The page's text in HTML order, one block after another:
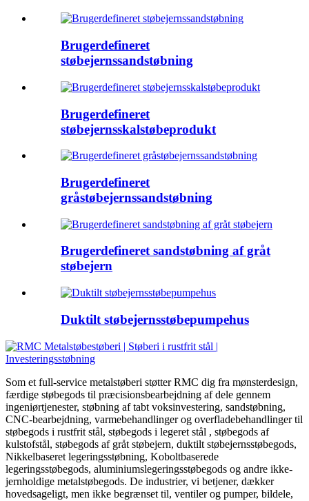
Brugerdefineret
støbejernssandstøbning
Brugerdefineret
støbejernsskalstøbeprodukt
Brugerdefineret
gråstøbejernssandstøbning
Brugerdefineret sandstøbning af gråt
støbejern
Duktilt støbejernsstøbepumpehus
Som et full-service metalstøberi støtter RMC dig fra mønsterdesign,
færdige støbegods til præcisionsbearbejdning af dele gennem
ingeniørtjenester, støbning af tabt voksinvestering, sandstøbning,
CNC-bearbejdning, varmebehandlinger og overfladebehandlinger til
støbegods i rustfrit stål, støbegods i legeret stål , støbegods af
kulstofstål, støbegods af gråt støbejern, duktilt støbejernsstøbegods,
Nikkelbaseret legeringsstøbning, Koboltbaserede
legeringsstøbegods, aluminiumslegeringsstøbegods og andre ikke-
jernholdige metalstøbegods. De industrier, vi betjener, dækker
hovedsageligt, men ikke begrænset til, ventiler og pumper, bildele,